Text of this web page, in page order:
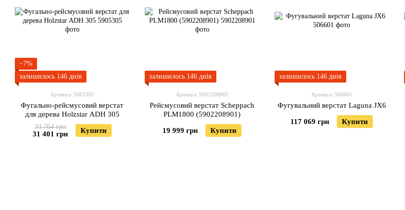
−7%
залишилось 146 днів
Артикул: 5905305
Фугально-рейсмусовий верстат
для дерева Holzstar ADH 305
33 764 грн
31 401 грн Купити
залишилось 146 днів
Артикул: 5902208901
Рейсмусовий верстат Scheppach
PLM1800 (5902208901)
19 999 грн Купити
залишилось 146 днів
Артикул: 506601
Фугувальний верстат Laguna JX6
117 069 грн Купити